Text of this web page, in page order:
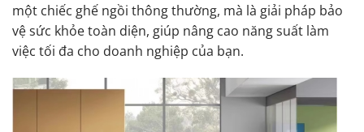
một chiếc ghế ngồi thông thường, mà là giải pháp bảo
vệ sức khỏe toàn diện, giúp nâng cao năng suất làm
việc tối đa cho doanh nghiệp của bạn.